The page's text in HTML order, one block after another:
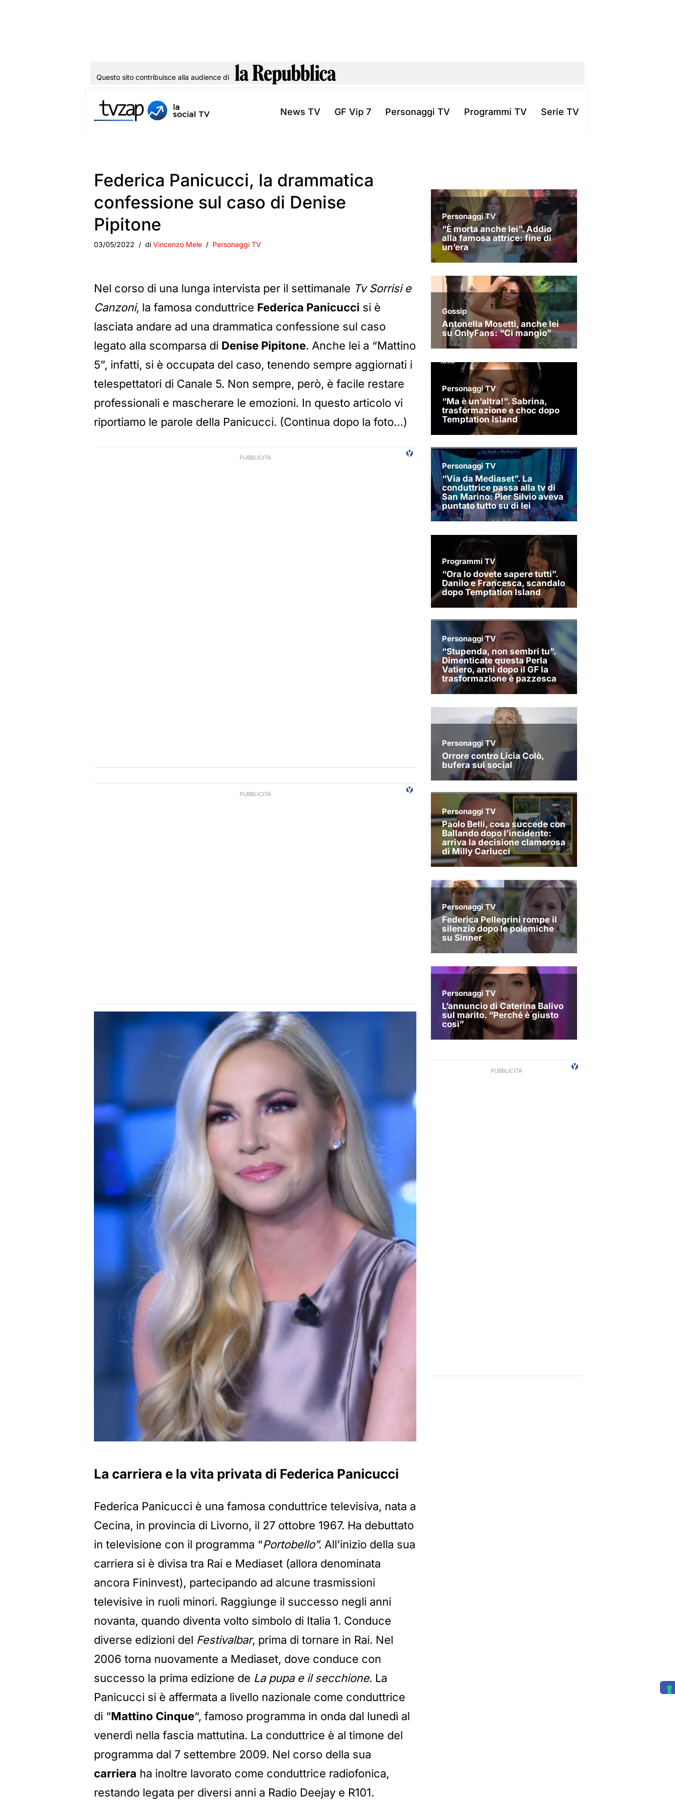
al
Questo sito contribuisce alla audience di
News TV GF Vip 7 Personaggi TV Programmi TV Serie TV
Federica Panicucci, la drammatica
confessione sul caso di Denise
Pipitone
03/05/2022 di Vincenzo Mele Personaggi TV
Nel corso di una lunga intervista per il settimanale Tv Sorrisi e
Canzoni, la famosa conduttrice Federica Panicucci si è
lasciata andare ad una drammatica confessione sul caso
legato alla scomparsa di Denise Pipitone. Anche lei a “Mattino
5”, infatti, si è occupata del caso, tenendo sempre aggiornati i
telespettatori di Canale 5. Non sempre, però, è facile restare
professionali e mascherare le emozioni. In questo articolo vi
riportiamo le parole della Panicucci. (Continua dopo la foto…)
La carriera e la vita privata di Federica Panicucci
Federica Panicucci è una famosa conduttrice televisiva, nata a
Cecina, in provincia di Livorno, il 27 ottobre 1967. Ha debuttato
in televisione con il programma “Portobello”. All’inizio della sua
carriera si è divisa tra Rai e Mediaset (allora denominata
ancora Fininvest), partecipando ad alcune trasmissioni
televisive in ruoli minori. Raggiunge il successo negli anni
novanta, quando diventa volto simbolo di Italia 1. Conduce
diverse edizioni del Festivalbar, prima di tornare in Rai. Nel
2006 torna nuovamente a Mediaset, dove conduce con
successo la prima edizione de La pupa e il secchione. La
Panicucci si è affermata a livello nazionale come conduttrice
di “Mattino Cinque“, famoso programma in onda dal lunedì al
venerdì nella fascia mattutina. La conduttrice è al timone del
programma dal 7 settembre 2009. Nel corso della sua
carriera ha inoltre lavorato come conduttrice radiofonica,
restando legata per diversi anni a Radio Deejay e R101.